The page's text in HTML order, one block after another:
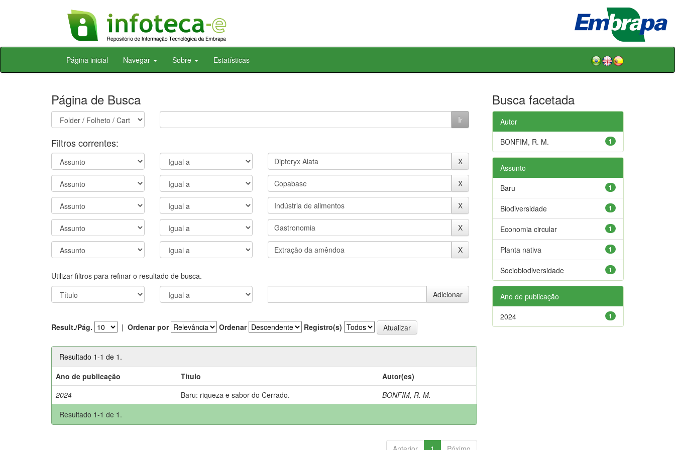
Skip
Página inicial Navegar Sobre Estatísticas
Página de Busca
Filtros correntes:
Utilizar filtros para refinar o resultado de busca.
Result./Pág. | Ordenar por Ordenar Registro(s)
Resultado 1-1 de 1.
Ano de publicação
Título
Autor(es)
2024
Baru: riqueza e sabor do Cerrado.
BONFIM, R. M.
Resultado 1-1 de 1.
Busca facetada
Autor
1
BONFIM, R. M.
Assunto
1
Baru
1
Biodiversidade
1
Economia circular
1
Planta nativa
1
Sociobiodiversidade
Ano de publicação
1
2024